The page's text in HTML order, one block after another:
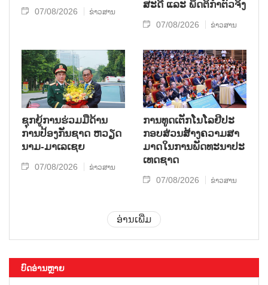
07/08/2026 ຂ່າວສານ
ສະ​ດີ ແລະ ພຶດ​ຕິ​ກຳຕົວ​ຈິງ
07/08/2026 ຂ່າວສານ
ຊຸກ​ຍູ້​ການ​ຮ່ວມ​ມື​ດ້ານ​
ການ​ປ້ອງ​ກັນ​ຊາດ ຫວຽດ​
ນາມ-ມາ​ເລ​ເຊຍ
07/08/2026 ຂ່າວສານ
ການ​ທູດ​ເຕັກ​ໂນ​ໂລ​ຢີ​ປະ​
ກອບ​ສ່ວນ​ສ້າງ​ຄວາມ​ສາ​
ມາດ​ໃນ​ການ​ພັດ​ທະ​ນາ​ປະ​
ເທດ​ຊາດ
07/08/2026 ຂ່າວສານ
ອ່ານເພີ່ມ
ບົດອ່ານຫຼາຍ